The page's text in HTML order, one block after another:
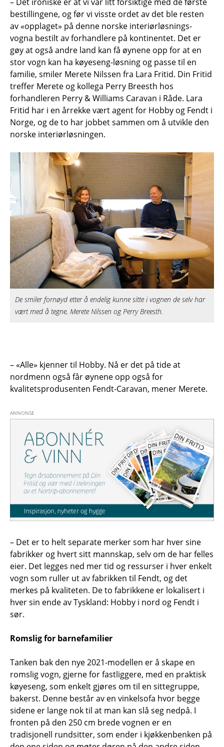
bestillingene, og før vi visste ordet av det ble resten
av «opplaget» på denne norske interiørløsnings-
vogna bestilt av forhandlere på kontinentet. Det er
gøy at også andre land kan få øynene opp for at en
stor vogn kan ha køyeseng-løsning og passe til en
familie, smiler Merete Nilssen fra Lara Fritid. Din Fritid
treffer Merete og kollega Perry Breesth hos
forhandleren Perry &Williams Caravan i Råde. Lara
Fritid har i en årrekke vært agent for Hobby og Fendt i
Norge, og de to har jobbet sammen om å utvikle den
norske interiørløsningen.
De smiler fornøyd etter å endelig kunne sitte i vognen de selv har
vært med å tegne, Merete Nilssen og Perry Breesth.
– «Alle» kjenner til Hobby. Nå er det på tide at
nordmenn også får øynene opp også for
kvalitetsprodusenten Fendt-Caravan, mener Merete.
– Det er to helt separate merker som har hver sine
fabrikker og hvert sitt mannskap, selv om de har felles
eier. Det legges ned mer tid og ressurser i hver enkelt
vogn som ruller ut av fabrikken til Fendt, og det
merkes på kvaliteten. De to fabrikkene er lokalisert i
hver sin ende av Tyskland: Hobby i nord og Fendt i
sør.
Romslig for barnefamilier
Tanken bak den nye 2021-modellen er å skape en
romslig vogn, gjerne for fastliggere, med en praktisk
køyeseng, som enkelt gjøres om til en sittegruppe,
bakerst. Denne består av en vinkelsofa hvor begge
sidene er lange nok til at man kan slå seg nedpå. I
fronten på den 250 cm brede vognen er en
tradisjonell rundsitter, som ender i kjøkkenbenken på